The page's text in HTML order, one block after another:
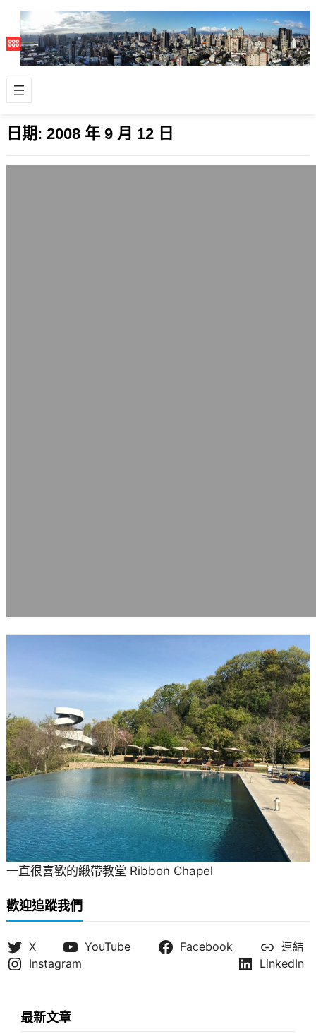
日期: 2008 年 9 月 12 日
一直很喜歡的緞帶教堂 Ribbon Chapel
歡迎追蹤我們
X YouTube Facebook
連結
Instagram
LinkedIn
最新文章